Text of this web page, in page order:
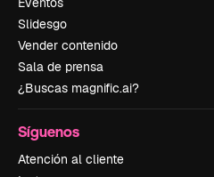
Slidesgo
Vender contenido
Sala de prensa
¿Buscas magnific.ai?
Síguenos
Atención al cliente